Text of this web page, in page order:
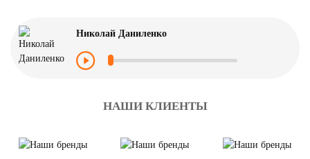
Николай Даниленко
НАШИ КЛИЕНТЫ